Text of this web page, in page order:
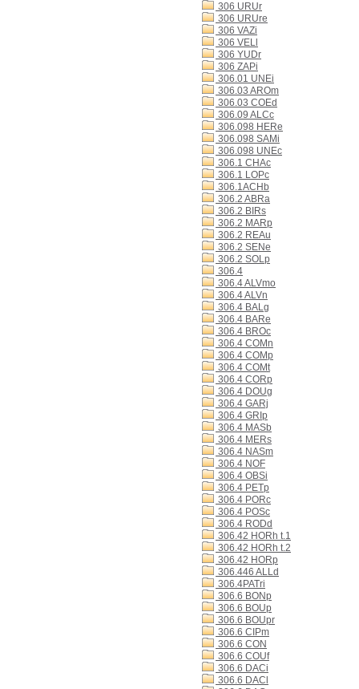
306 URUr
306 URUre
306 VAZi
306 VELl
306 YUDr
306 ZAPi
306.01 UNEi
306.03 AROm
306.03 COEd
306.09 ALCc
306.098 HERe
306.098 SAMi
306.098 UNEc
306.1 CHAc
306.1 LOPc
306.1ACHb
306.2 ABRa
306.2 BIRs
306.2 MARp
306.2 REAu
306.2 SENe
306.2 SOLp
306.4
306.4 ALVmo
306.4 ALVn
306.4 BALg
306.4 BARe
306.4 BROc
306.4 COMn
306.4 COMp
306.4 COMt
306.4 CORp
306.4 DOUg
306.4 GARj
306.4 GRIp
306.4 MASb
306.4 MERs
306.4 NASm
306.4 NOF
306.4 OBSi
306.4 PETp
306.4 PORc
306.4 POSc
306.4 RODd
306.42 HORh t.1
306.42 HORh t.2
306.42 HORp
306.446 ALLd
306.4PATri
306.6 BONp
306.6 BOUp
306.6 BOUpr
306.6 CIPm
306.6 CON
306.6 COUf
306.6 DACi
306.6 DACl